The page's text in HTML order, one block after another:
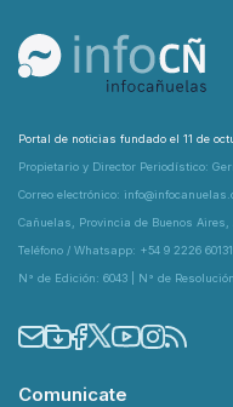
Portal de noticias fundado el 11 de
Propietario y Director Periodístico:
Correo electrónico:
Cañuelas, Provincia de Buenos Aires,
Teléfono / Whatsapp: +54 9 2226
N° de Edición: 6043 | N° de
Comunicate